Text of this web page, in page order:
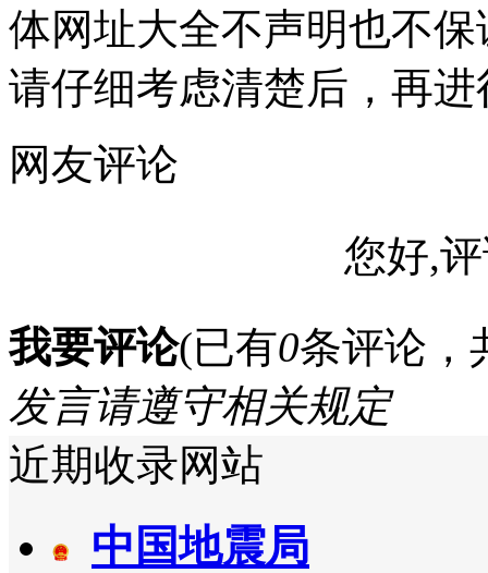
体网址大全不声明也不
请仔细考虑清楚后，再
网友评论
您好,
我要评论(已有0条评论，
发言请遵守相关规定
近期收录网站
中国地震局